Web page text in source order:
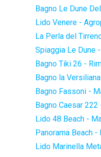
Bagno Le Dune
Lido Venere -
La Perla del
Spiaggia Le Dune
Bagno Tiki 26 -
Bagno la
Bagno Fassoni -
Bagno Caesar
Lido 48 Beach -
Panorama Beach -
Lido Marinella